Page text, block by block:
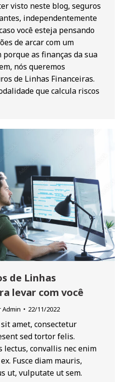
visto neste blog, seguros
independentemente
você esteja pensando
de arcar com um
as finanças da sua
nós queremos
de Linhas Financeiras.
que calcula riscos
de Linhas
levar com você
Admin 22/11/2022
amet, consectetur
sed tortor felis.
convallis nec enim
Fusce diam mauris,
ut, vulputate ut sem.